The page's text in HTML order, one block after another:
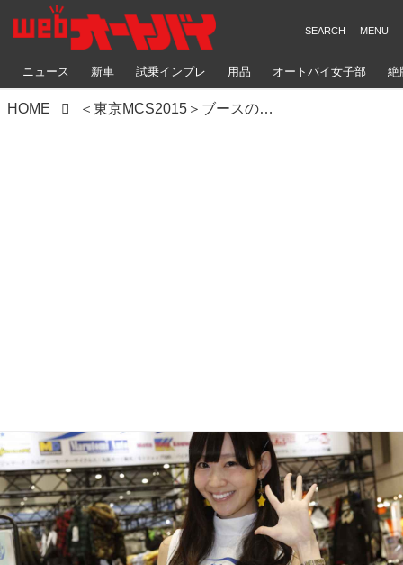
ニュース 新車 試乗インプレ 用品 オートバイ女子部 絶
HOME ＜東京MCS2015＞ブースの中の美女たち！（東京編・その1）